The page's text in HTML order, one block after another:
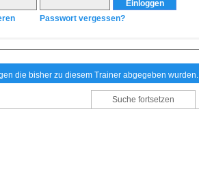
Passwort vergessen?
die bisher zu diesem Trainer abgegeben wurden.
Suche fortsetzen